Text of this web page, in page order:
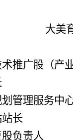
大美
推广股（产
管理服务中
长
负责人